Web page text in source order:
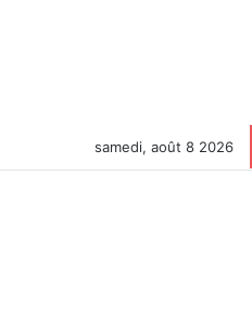
samedi, août 8 2026